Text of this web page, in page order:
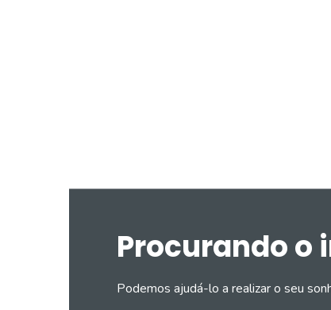
Procurando o
Podemos ajudá-lo a realizar o seu